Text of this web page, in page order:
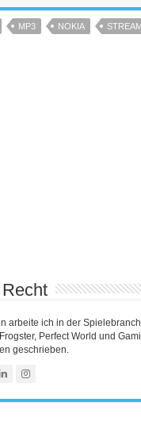
MP3 NOKIA
arbeite ich in der
Perfect World und
geschrieben.